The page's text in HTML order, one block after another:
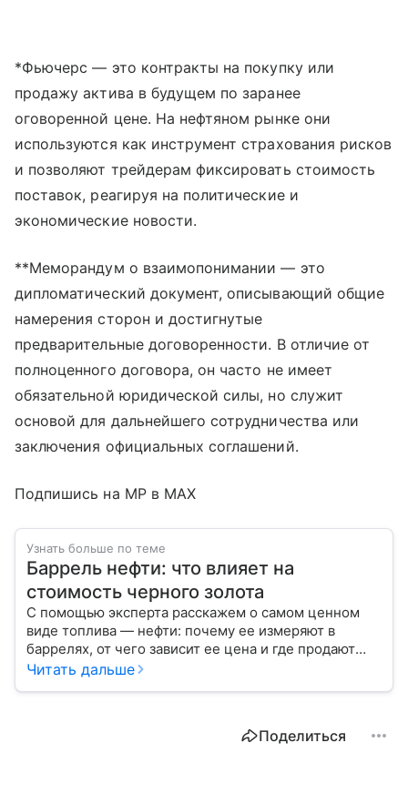
*Фьючерс — это контракты на покупку или
продажу актива в будущем по заранее
оговоренной цене. На нефтяном рынке они
используются как инструмент страхования рисков
и позволяют трейдерам фиксировать стоимость
поставок, реагируя на политические и
экономические новости.
**Меморандум о взаимопонимании — это
дипломатический документ, описывающий общие
намерения сторон и достигнутые
предварительные договоренности. В отличие от
полноценного договора, он часто не имеет
обязательной юридической силы, но служит
основой для дальнейшего сотрудничества или
заключения официальных соглашений.
Подпишись на MP в MAX
Узнать больше по теме
Баррель нефти: что влияет на
стоимость черного золота
С помощью эксперта расскажем о самом ценном
виде топлива — нефти: почему ее измеряют в
баррелях, от чего зависит ее цена и где продают
сырье.
Читать дальше
Поделиться